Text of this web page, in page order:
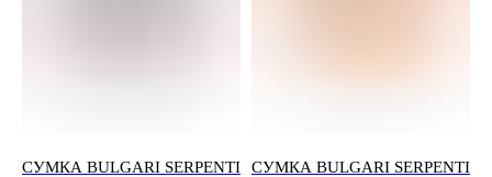
СУМКА BULGARI SERPENTI
СУМКА BULGARI SERPENTI